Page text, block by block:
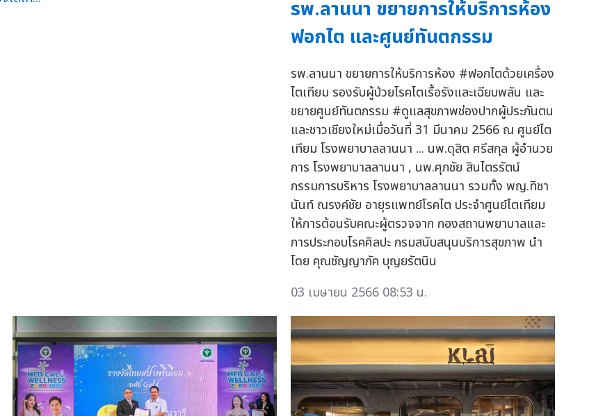
รพ.ลานนา ขยายการให้บริการห้อง
ฟอกไต และศูนย์ทันตกรรม
รพ.ลานนา ขยายการให้บริการห้อง #ฟอกไตด้วยเครื่อง
ไตเทียม รองรับผู้ป่วยโรคไตเรื้อรังและเฉียบพลัน และ
ขยายศูนย์ทันตกรรม #ดูแลสุขภาพช่องปากผู้ประกันตน
และชาวเชียงใหม่เมื่อวันที่ 31 มีนาคม 2566 ณ ศูนย์ไต
เทียม โรงพยาบาลลานนา ... นพ.ดุสิต ศรีสกุล ผู้อำนวย
การ โรงพยาบาลลานนา , นพ.ศุภชัย สินไตรรัตน์
กรรมการบริหาร โรงพยาบาลลานนา รวมทั้ง พญ.ทิชา
นันท์ ณรงค์ชัย อายุรแพทย์โรคไต ประจำศูนย์ไตเทียม
ให้การต้อนรับคณะผู้ตรวจจาก กองสถานพยาบาลและ
การประกอบโรคศิลปะ กรมสนับสนุนบริการสุขภาพ นำ
โดย คุณชัญญาภัค บุญยรัตนิน
03 เมษายน 2566 08:53 น.